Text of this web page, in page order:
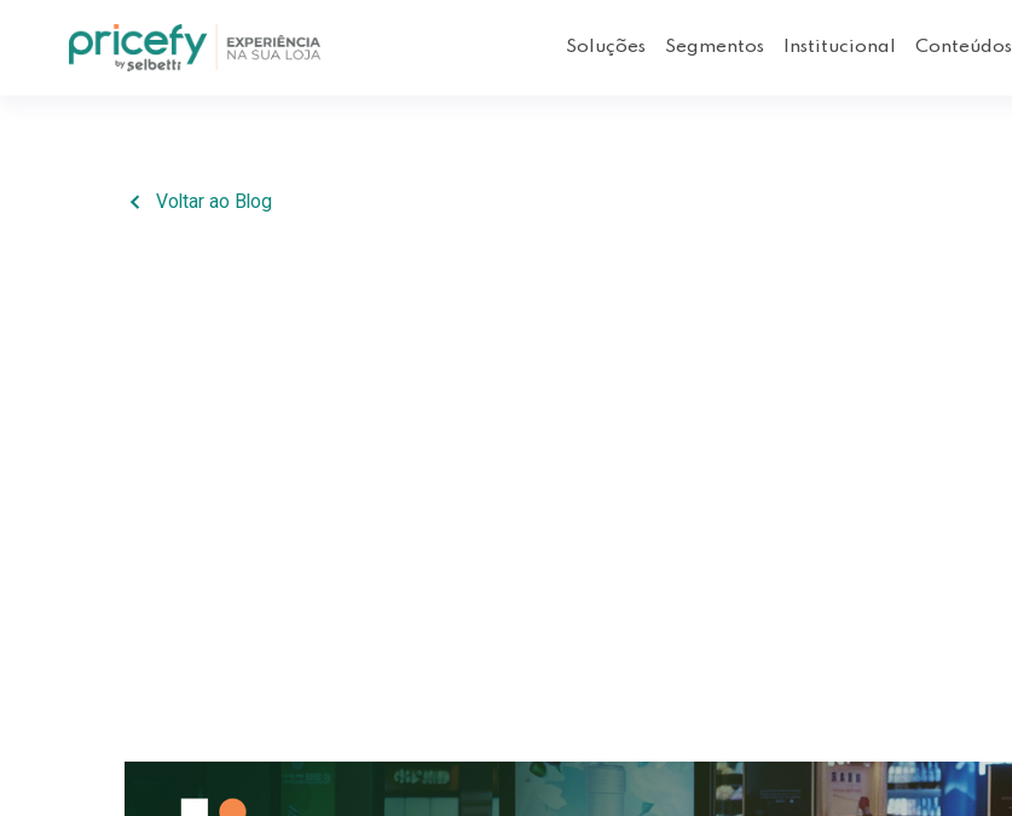
Soluções Segmentos Institucional Conteúdos
Voltar ao Blog
Tecnologia